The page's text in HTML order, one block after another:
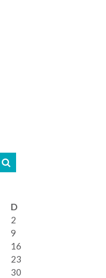
D
2
9
16
23
30